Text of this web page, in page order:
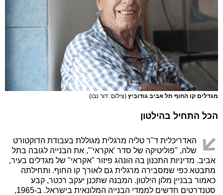
מגדלים קו החוף תל אביב גודוביץ (צילום: דור נבו)
הכל התחיל בהילטון
האדריכלית ד"ר טליה מרגלית מגוללת בעבודת הדוקטורט
שלה, "פוליטיקה של סדר 'אקראי'", את הבנייה לגובה בתל
אביב. מדיניות התכנון בה הונהג פיזור "אקראי" של מגדלים בעיר,
מתבטא כפי שמסבירה מרגלית גם לאורך קו החוף. ותחילתה
כאמור בבניין מלון הילטון. המבנה שתכנן יעקב רכטר, קבע
סטנדרטים חדשים לממדי הבנייה המלונאית בישראל. ב-1965,